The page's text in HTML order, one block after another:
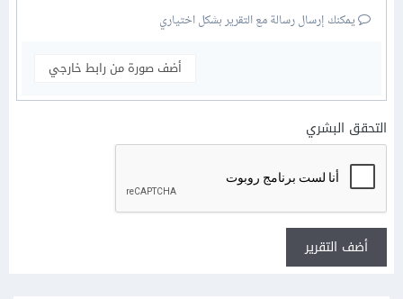
يمكنك إرسال رسالة مع التقرير بشكل اختياري
أضف صورة من رابط خارجي
التحقق البشري
أضف التقرير